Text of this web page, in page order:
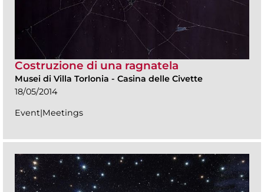
Costruzione di una ragnatela
Musei di Villa Torlonia - Casina delle Civette
18/05/2014
Event|Meetings